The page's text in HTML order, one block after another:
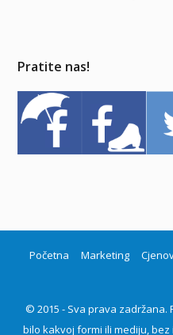
Pratite nas!
Početna Marketing
© 2015 - Sva prava zadržana.
bilo kakvoj formi ili mediju,